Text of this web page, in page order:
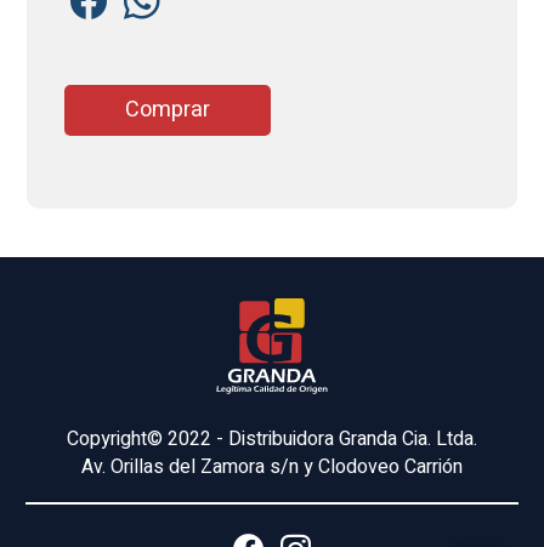
Comprar
Copyright© 2022 - Distribuidora Granda Cia. Ltda.
Av. Orillas del Zamora s/n y Clodoveo Carrión